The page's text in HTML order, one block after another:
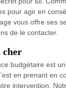
pour agir en
vous offre ses
de le contacter.
cher
budgétaire est
en prenant en
intervention.